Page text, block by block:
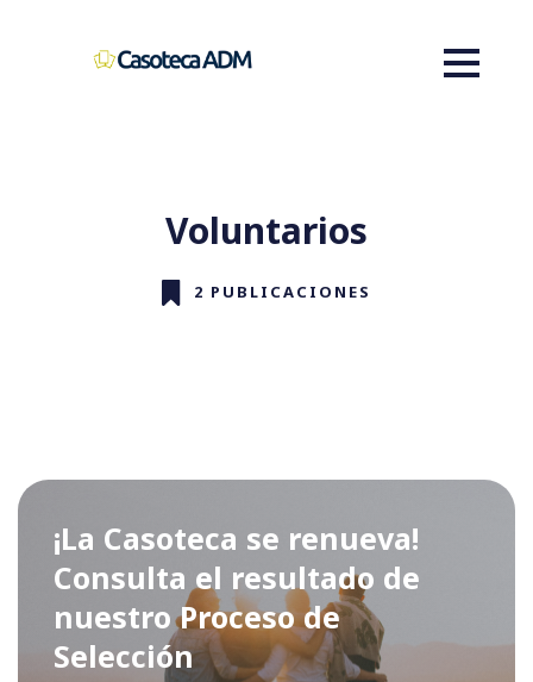
Voluntarios
2 PUBLICACIONES
¡La Casoteca se renueva!
Consulta el resultado de
nuestro Proceso de
Selección